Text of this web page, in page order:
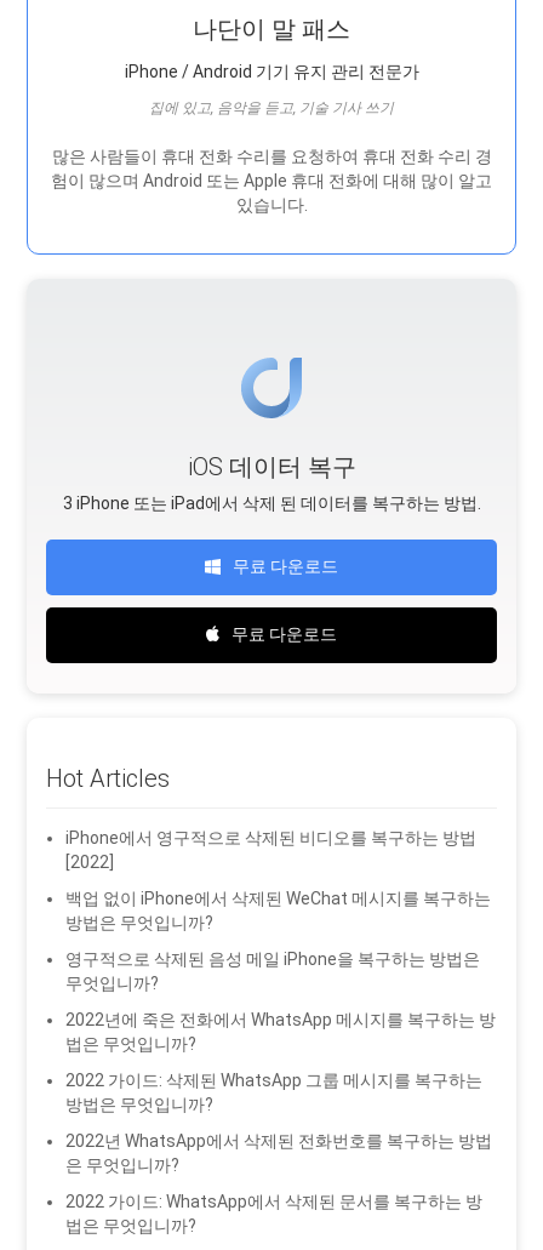
나단이 말 패스
iPhone / Android 기기 유지 관리 전문가
집에 있고, 음악을 듣고, 기술 기사 쓰기
많은 사람들이 휴대 전화 수리를 요청하여 휴대 전화 수리 경
험이 많으며 Android 또는 Apple 휴대 전화에 대해 많이 알고
있습니다.
iOS 데이터 복구
3 iPhone 또는 iPad에서 삭제 된 데이터를 복구하는 방법.
무료 다운로드
무료 다운로드
Hot Articles
iPhone에서 영구적으로 삭제된 비디오를 복구하는 방법
[2022]
백업 없이 iPhone에서 삭제된 WeChat 메시지를 복구하는
방법은 무엇입니까?
영구적으로 삭제된 음성 메일 iPhone을 복구하는 방법은
무엇입니까?
2022년에 죽은 전화에서 WhatsApp 메시지를 복구하는 방
법은 무엇입니까?
2022 가이드: 삭제된 WhatsApp 그룹 메시지를 복구하는
방법은 무엇입니까?
2022년 WhatsApp에서 삭제된 전화번호를 복구하는 방법
은 무엇입니까?
2022 가이드: WhatsApp에서 삭제된 문서를 복구하는 방
법은 무엇입니까?